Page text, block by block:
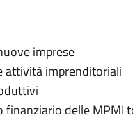
imprese
attività imprenditoriali
delle MPMI